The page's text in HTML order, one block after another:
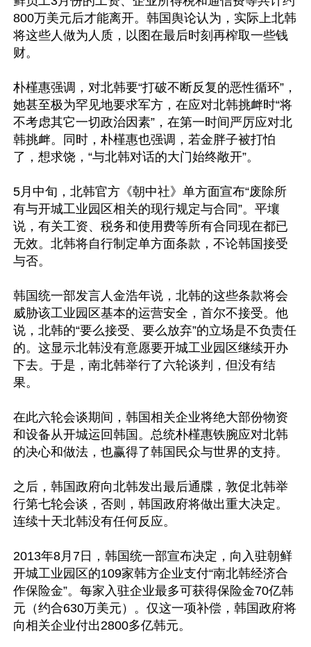
800万美元后才能离开。韩国舆论认为，实际上北韩
将这些人做为人质，以图在最后时刻再榨取一些钱
财。
朴槿惠强调，对北韩要“打破不断反复的恶性循环”，
她甚至极为罕见地要求军方，在应对北韩挑衅时“将
不考虑其它一切政治因素”，在第一时间严厉应对北
韩挑衅。同时，朴槿惠也强调，若金胖子被打怕
了，想求饶，“与北韩对话的大门始终敞开”。
5月中旬，北韩官方《朝中社》单方面宣布“废除所
有与开城工业园区相关的现行规定与合同”。平壤
说，有关工资、税务和使用费等所有合同现在都已
无效。北韩将自行制定单方面条款，不论韩国接受
与否。
韩国统一部发言人金浩年说，北韩的这些条款将会
威胁该工业园区基本的运营安全，首尔不接受。他
说，北韩的“要么接受、要么放弃”的立场是不负责任
的。这显示北韩没有意愿要开城工业园区继续开办
下去。于是，南北韩举行了六轮谈判，但没有结
果。
在此六轮会谈期间，韩国相关企业将绝大部份物资
和设备从开城运回韩国。总统朴槿惠铁腕应对北韩
的决心和做法，也赢得了韩国民众与世界的支持。
之后，韩国政府向北韩发出最后通牒，敦促北韩举
行第七轮会谈，否则，韩国政府将做出重大决定。
连续十天北韩没有任何反应。
2013年8月7日，韩国统一部宣布决定，向入驻朝鲜
开城工业园区的109家韩方企业支付“南北韩经济合
作保险金”。每家入驻企业最多可获得保险金70亿韩
元（约合630万美元）。仅这一项补偿，韩国政府将
向相关企业付出2800多亿韩元。